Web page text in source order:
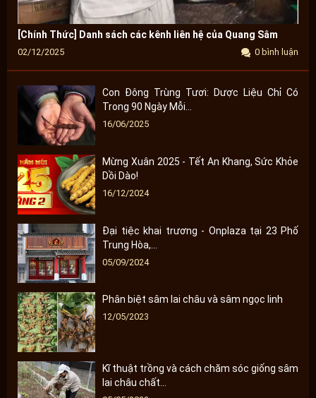
[Chính Thức] Danh sách các kênh liên hệ của Quang Sâm
02/12/2025 0 bình luận
Con Đông Trùng Tươi: Dược Liệu Chỉ Có
Trong 90 Ngày Mỗi...
16/06/2025
Mừng Xuân 2025 - Tết An Khang, Sức Khỏe
Dồi Dào!
16/12/2024
Đại tiệc khai trương - Onplaza tại 23 Phố
Trung Hòa,...
05/09/2024
Phân biệt sâm lai châu và sâm ngọc linh
12/05/2023
Kĩ thuật trồng và cách chăm sóc giống sâm
lai châu chất...